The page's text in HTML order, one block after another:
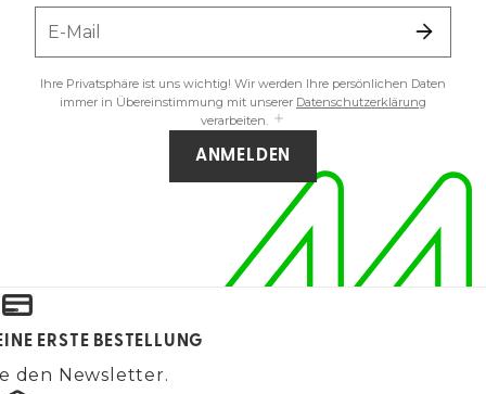
E-Mail
Ihre Privatsphäre ist uns wichtig! Wir werden Ihre persönlichen Daten
immer in Übereinstimmung mit unserer Datenschutzerklärung
verarbeiten.
ANMELDEN
ERSTE BESTELLUNG
den Newsletter.